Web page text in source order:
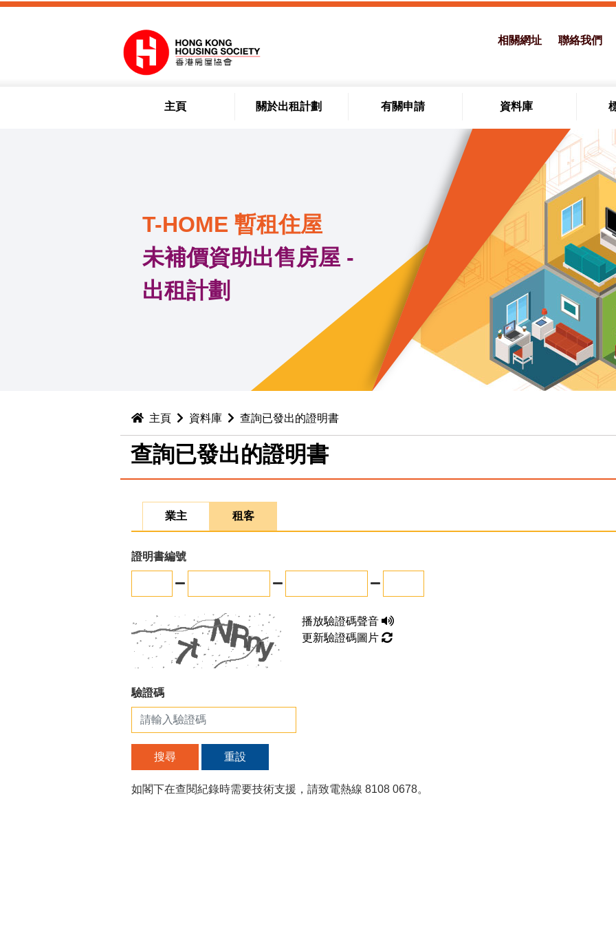
跳到內容
相關網址 聯絡我們
主頁 關於出租計劃 有關申請 資料庫
T-HOME 暫租住屋
未補價資助出售房屋 -
出租計劃
主頁 資料庫 查詢已發出的證明書
查詢已發出的證明書
業主 租客
證明書編號
播放驗證碼聲音
更新驗證碼圖片
驗證碼
搜尋 重設
如閣下在查閱紀錄時需要技術支援，請致電熱線 8108 0678。